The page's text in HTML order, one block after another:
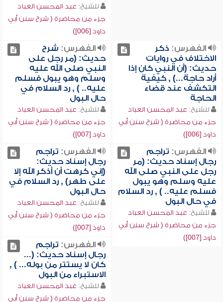
للشيخ: عبد المحسن العباد
جزء من محاضرة ( شرح سنن أبي
داود [006])
الفهرس: ذكر
الاختلاف في روايات
حديث: (أن النبي كان إذا
أراد حاجة...) , كيفية
التكشف عند قضاء
الحاجة
للشيخ: عبد المحسن العباد
جزء من محاضرة ( شرح سنن أبي
داود [006])
الفهرس: شرح
حديث: (مر رجل على
النبي صلى الله عليه
وسلم وهو يبول فسلم
عليه.. ) , رد السلام في
حال البول
للشيخ: عبد المحسن العباد
جزء من محاضرة ( شرح سنن أبي
داود [007])
الفهرس: تراجم
رجال إسناد حديث: (مر
رجل على النبي صلى الله
عليه وسلم وهو يبول
فسلم عليه.. ) , رد السلام
في حال البول
للشيخ: عبد المحسن العباد
جزء من محاضرة ( شرح سنن أبي
داود [007])
الفهرس: تراجم
رجال إسناد حديث:
(إني كرهت أن أذكر الله إلا
على طهر) , رد السلام في
حال البول
للشيخ: عبد المحسن العباد
جزء من محاضرة ( شرح سنن أبي
داود [007])
الفهرس: تراجم
رجال إسناد حديث: (...
كان لا يستتر من بوله... ) ,
الاستبراء من البول
للشيخ: عبد المحسن العباد
جزء من محاضرة ( شرح سنن أبي